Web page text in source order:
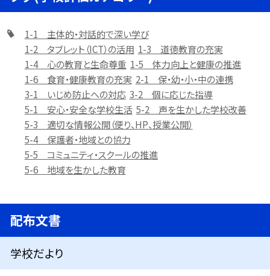
1-1 主体的・対話的で深い学び
1-2 タブレット（ICT）の活用 1-3 道徳教育の充実
1-4 心の教育と生命尊重 1-5 体力向上と健康の推進
1-6 食育・健康教育の充実 2-1 保・幼・小・中の連携
3-1 いじめ防止への対応 3-2 個に応じた指導
5-1 安心・安全な学校生活 5-2 声を生かした学校改善
5-3 適切な情報公開（便り、HP、授業公開）
5-4 保護者・地域との協力
5-5 コミュニティ・スクールの推進
5-6 地域を生かした教育
配布文書
学校だより